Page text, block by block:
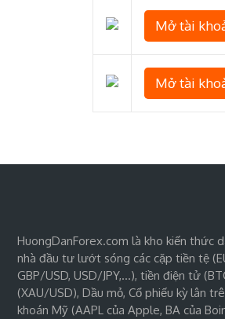
Mở tài
Mở tài
HuongDanForex.com là kho kiến thức
nhà đầu tư lướt sóng các cặp tiền tệ
GBP/USD, USD/JPY,…), tiền điện tử
(XAU/USD), Dầu mỏ, Cổ phiếu kỳ lân
khoán Mỹ (AAPL của Apple, BA của